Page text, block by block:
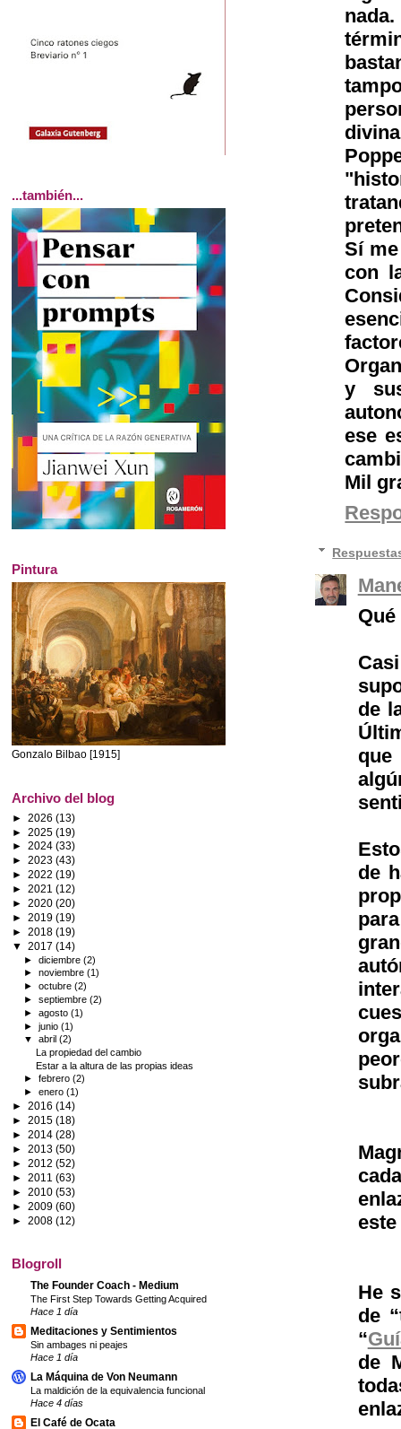
Sí
con
y
ese
Mil
de
que
de
He
de
“
de
...también...
Pintura
Gonzalo Bilbao [1915]
Archivo del blog
► 2026 (13)
► 2025 (19)
► 2024 (33)
► 2023 (43)
► 2022 (19)
► 2021 (12)
► 2020 (20)
► 2019 (19)
► 2018 (19)
▼ 2017 (14)
►diciembre(2)
►noviembre(1)
►octubre(2)
►septiembre(2)
►agosto(1)
►junio(1)
▼abril(2)
La propiedad del cambio
Estar a la altura de las propias ideas
►febrero(2)
►enero(1)
► 2016 (14)
► 2015 (18)
► 2014 (28)
► 2013 (50)
► 2012 (52)
► 2011 (63)
► 2010 (53)
► 2009 (60)
► 2008 (12)
Blogroll
The Founder Coach - Medium
The First Step Towards Getting Acquired
Hace 1 día
Meditaciones y Sentimientos
Sin ambages ni peajes
Hace 1 día
La Máquina de Von Neumann
La maldición de la equivalencia funcional
Hace 4 días
El Café de Ocata